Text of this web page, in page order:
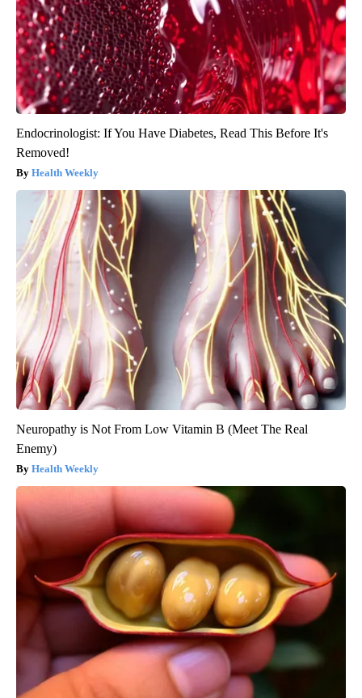
Endocrinologist: If You Have Diabetes, Read This Before It's
Removed!
Health Weekly
Neuropathy is Not From Low Vitamin B (Meet The Real
Enemy)
Health Weekly